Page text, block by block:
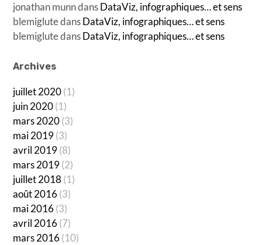
jonathan munndansDataViz, infographiques… et sens
blemiglutedansDataViz, infographiques… et sens
blemiglutedansDataViz, infographiques… et sens
Archives
juillet 2020(1)
juin 2020(1)
mars 2020(3)
mai 2019(3)
avril 2019(8)
mars 2019(2)
juillet 2018 (1)
août 2016(3)
mai 2016(3)
avril 2016(7)
mars 2016(10)